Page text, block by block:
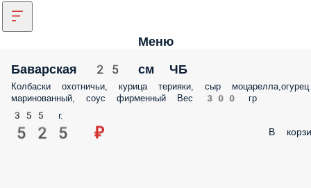
Меню
Баварская 25 см ЧБ
Колбаски охотничьи, курица терияки, сыр моцарелла,огурец
маринованный, соус фирменный Вес 300 гр
355 г.
525 ₽ В